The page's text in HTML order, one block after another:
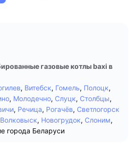
газовые котлы baxi в
, Витебск, Гомель, Полоцк,
, Молодечно, Слуцк, Столбцы,
, Речица, Рогачёв, Светлогорск
Волковыск, Новогрудок, Слоним,
города Беларуси